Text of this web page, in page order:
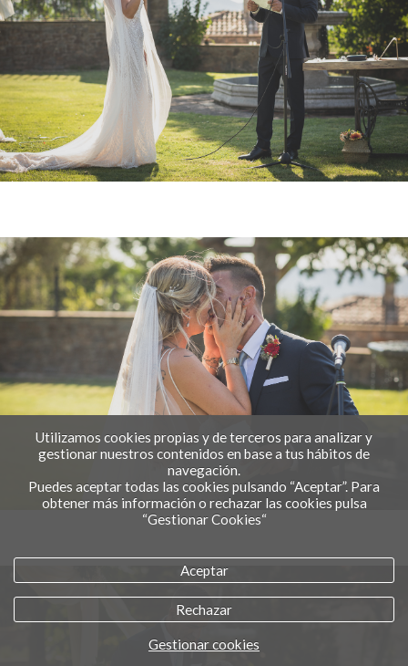
Utilizamos cookies propias y de terceros para analizar y
gestionar nuestros contenidos en base a tus hábitos de
navegación.
Puedes aceptar todas las cookies pulsando “Aceptar”. Para
obtener más información o rechazar las cookies pulsa
“Gestionar Cookies“
Aceptar
Rechazar
Gestionar cookies